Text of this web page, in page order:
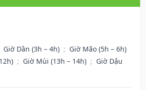
Giờ Dần (3h – 4h) ; Giờ Mão (5h – 6h)
; Giờ Mùi (13h – 14h) ; Giờ Dậu